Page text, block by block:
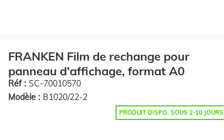
FRANKEN Film de rechange pour
panneau d'affichage, format A0
Réf : SC-70010570
Modèle : B1020/22-2
PRODUIT DISPO. SOUS 2-10 JOURS